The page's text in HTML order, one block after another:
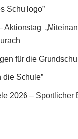
Schullogo”
Aktionstag
für die
die Schule”
2026 – Sportlicher